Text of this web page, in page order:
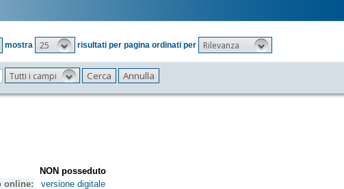
mostra
25 risultati per pagina ordinati per Rilevanza
Tutti i campi